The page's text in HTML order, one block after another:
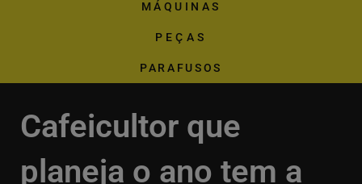
MÁQUINAS
PEÇAS
PARAFUSOS
Cafeicultor que
planeja o ano tem a